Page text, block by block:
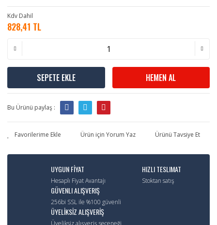
Kdv Dahil
828,41 TL
SEPETE EKLE HEMEN AL
Bu Ürünü paylaş :
Ürün için Yorum Yaz Ürünü Tavsiye Et
UYGUN FİYAT
Hesaplı Fiyat Avantajı
HIZLI TESLIMAT
Stoktan satış
GÜVENLI ALIŞVERIŞ
256bi SSL ile %100 güvenli
ÜYELİKSİZ ALIŞVERİŞ
Üyeliksiz alışveriş seçeneği